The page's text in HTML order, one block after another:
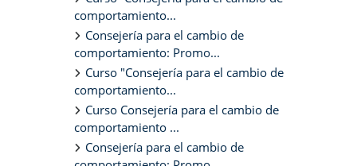
comportamiento...
Consejería para el cambio de
comportamiento: Promo...
Curso "Consejería para el cambio de
comportamiento...
Curso Consejería para el cambio de
comportamiento ...
Consejería para el cambio de